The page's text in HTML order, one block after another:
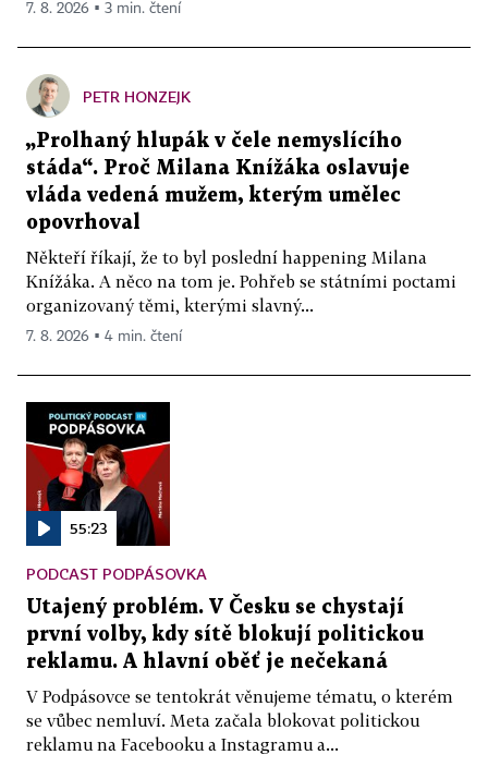
7. 8. 2026 ▪ 3 min. čtení
PETR HONZEJK
„Prolhaný hlupák v čele nemyslícího
stáda“. Proč Milana Knížáka oslavuje
vláda vedená mužem, kterým umělec
opovrhoval
Někteří říkají, že to byl poslední happening Milana
Knížáka. A něco na tom je. Pohřeb se státními poctami
organizovaný těmi, kterými slavný...
7. 8. 2026 ▪ 4 min. čtení
55:23
PODCAST PODPÁSOVKA
Utajený problém. V Česku se chystají
první volby, kdy sítě blokují politickou
reklamu. A hlavní oběť je nečekaná
V Podpásovce se tentokrát věnujeme tématu, o kterém
se vůbec nemluví. Meta začala blokovat politickou
reklamu na Facebooku a Instagramu a...